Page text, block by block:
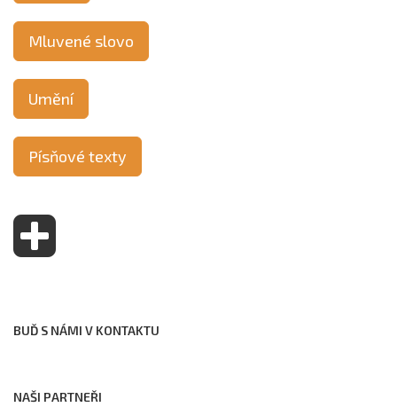
Mluvené slovo
Umění
Písňové texty
BUĎ S NÁMI V KONTAKTU
NAŠI PARTNEŘI